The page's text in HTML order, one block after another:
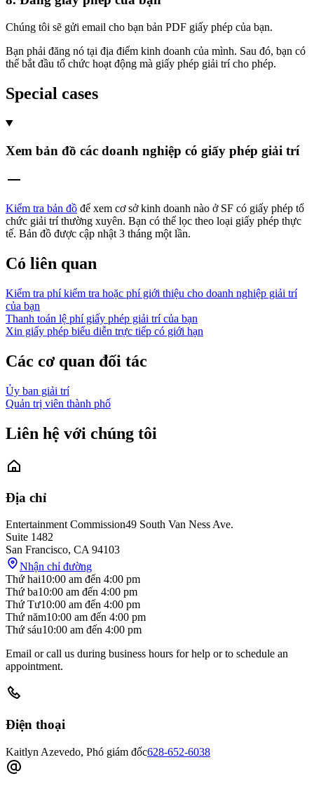
Chúng tôi sẽ gửi email cho bạn bản PDF giấy phép của bạn.
Bạn phải đăng nó tại địa điểm kinh doanh của mình. Sau đó, bạn có
thể bắt đầu tổ chức hoạt động mà giấy phép giải trí cho phép.
Special cases
Xem bản đồ các doanh nghiệp có giấy phép giải trí
Kiểm tra bản đồ để xem cơ sở kinh doanh nào ở SF có giấy phép tổ
chức giải trí thường xuyên. Bạn có thể lọc theo loại giấy phép thực
tế. Bản đồ được cập nhật 3 tháng một lần.
Có liên quan
Kiểm tra phí kiểm tra hoặc phí giới thiệu cho doanh nghiệp giải trí
của bạn
Thanh toán lệ phí giấy phép giải trí của bạn
Xin giấy phép biểu diễn trực tiếp có giới hạn
Các cơ quan đối tác
Ủy ban giải trí
Quản trị viên thành phố
Liên hệ với chúng tôi
Địa chỉ
Entertainment Commission49 South Van Ness Ave.
Suite 1482
San Francisco, CA 94103
Nhận chỉ đường
Thứ hai10:00 am đến 4:00 pm
Thứ ba10:00 am đến 4:00 pm
Thứ Tư10:00 am đến 4:00 pm
Thứ năm10:00 am đến 4:00 pm
Thứ sáu10:00 am đến 4:00 pm
Email or call us during business hours for help or to schedule an
appointment.
Điện thoại
Kaitlyn Azevedo, Phó giám đốc628-652-6038